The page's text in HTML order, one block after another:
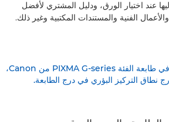
عند اختيار الورق، ودليل المشتري لأفضل
الفنية والمستندات المكتبية وغير ذلك.